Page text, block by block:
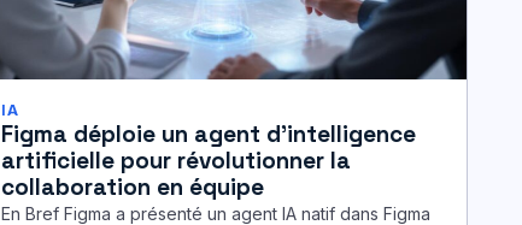
IA
Figma déploie un agent d’intelligence
artificielle pour révolutionner la
collaboration en équipe
En Bref Figma a présenté un agent IA natif dans Figma